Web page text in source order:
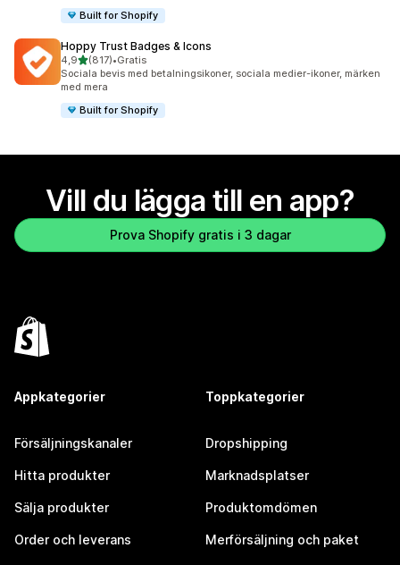
Built for Shopify
Hoppy Trust Badges & Icons
4,9av 5 stjärnor
(817)
817 recensioner totalt
•Gratis
Sociala bevis med betalningsikoner, sociala medier-ikoner, märken
med mera
Built for Shopify
Vill du lägga till en app?
Prova Shopify gratis i 3 dagar
Appkategorier
Försäljningskanaler
Hitta produkter
Sälja produkter
Order och leverans
Toppkategorier
Dropshipping
Marknadsplatser
Produktomdömen
Merförsäljning och paket